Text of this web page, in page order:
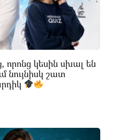
որոնց կեսին սխալ են
շատ